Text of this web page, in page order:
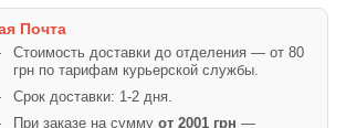
Почта
Стоимость доставки до отделения — от 80
грн по тарифам курьерской службы.
Срок доставки: 1-2 дня.
При заказе на сумму от 2001 грн —